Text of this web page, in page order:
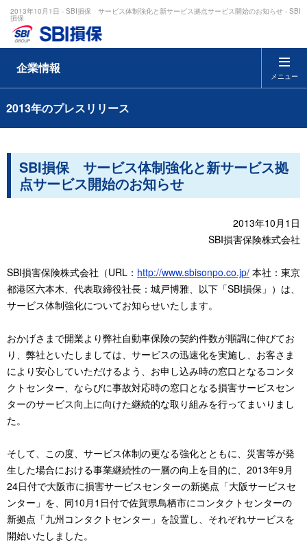
2013年10月1日 - SBI損保 サービス体制強化と新サービス拠点サービス開始のお知らせ - SBI
損保
メニュー
企業情報
2013年のプレスリリース
SBI損保 サービス体制強化と新サービス拠
点サービス開始のお知らせ
2013年10月1日
SBI損害保険株式会社
SBI損害保険株式会社（URL： http://www.sbisonpo.co.jp/ 本社：東京
都港区六本木、代表取締役社長：城戸博雅、以下「SBI損保」）は、
サービス体制強化についてお知らせいたします。
おかげさまで開業より弊社自動車保険の契約件数が順調に伸びてお
り、弊社といたしましては、サービスの迅速化を実施し、お客さま
により安心していただけるよう、お申し込み時の窓口となるコンタ
クトセンター、ならびに事故対応時の窓口となる損害サービスセン
ターのサービス向上に向けた継続的な取り組みを行ってまいりまし
た。
そして、この度、サービス体制の更なる強化とともに、災害等が発
生した場合における事業継続性の一層の向上を目的に、2013年9月
24日付で大阪市に損害サービスセンターの新拠点「大阪サービスセ
ンター」を、同10月1日付で佐賀県鳥栖市にコンタクトセンターの
新拠点「九州コンタクトセンター」を設置し、それぞれサービスを
開始いたしました。